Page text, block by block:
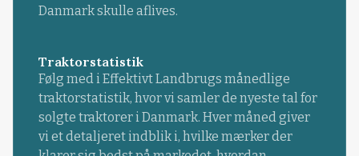
Danmark skulle aflives.
Traktorstatistik
Følg med i Effektivt Landbrugs månedlige
traktorstatistik, hvor vi samler de nyeste tal for
solgte traktorer i Danmark. Hver måned giver
vi et detaljeret indblik i, hvilke mærker der